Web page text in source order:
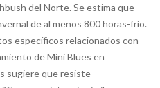
del Norte. Se estima que
de al menos 800 horas-frío.
específicos relacionados con
de Mini Blues en
sugiere que resiste